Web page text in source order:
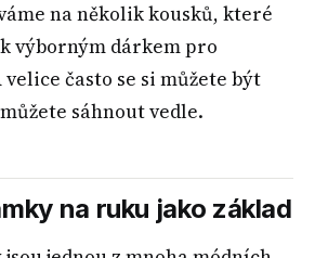
na několik kousků, které
výborným dárkem pro
velice často se si můžete být
sáhnout vedle.
na ruku jako základ